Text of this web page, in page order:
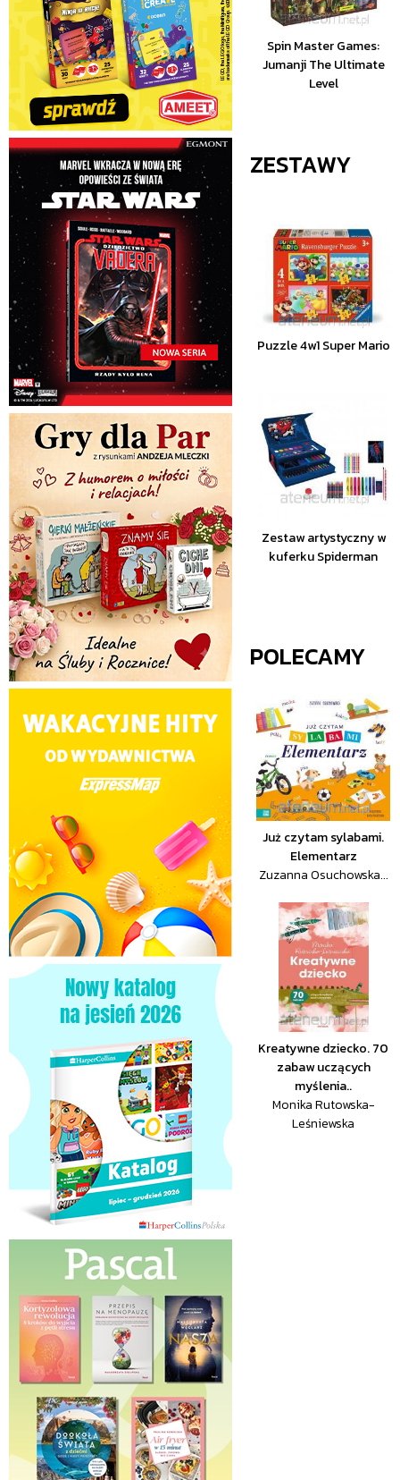
Spin Master Games:
Jumanji The Ultimate
Level
ZESTAWY
Puzzle 4w1 Super Mario
Zestaw artystyczny w
kuferku Spiderman
POLECAMY
Już czytam sylabami.
Elementarz
Zuzanna Osuchowska...
Kreatywne dziecko. 70
zabaw uczących
myślenia..
Monika Rutowska-
Leśniewska